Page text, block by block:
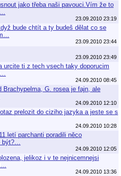
jako třeba naši pavouci.Vím že to
23.09.2010 23:19
bude chtít a ty budeš dělat co se
23.09.2010 23:44
23.09.2010 23:49
urcite ti z tech vsech taky doporucim
24.09.2010 08:45
Brachypelma, G. rosea je fajn, ale
24.09.2010 12:10
prelozit do ciziho jazyka a jeste se s
24.09.2010 10:28
parchanti poradili něco
24.09.2010 12:05
jelikoz i v te nejnicemnejsi
24.09.2010 13:36